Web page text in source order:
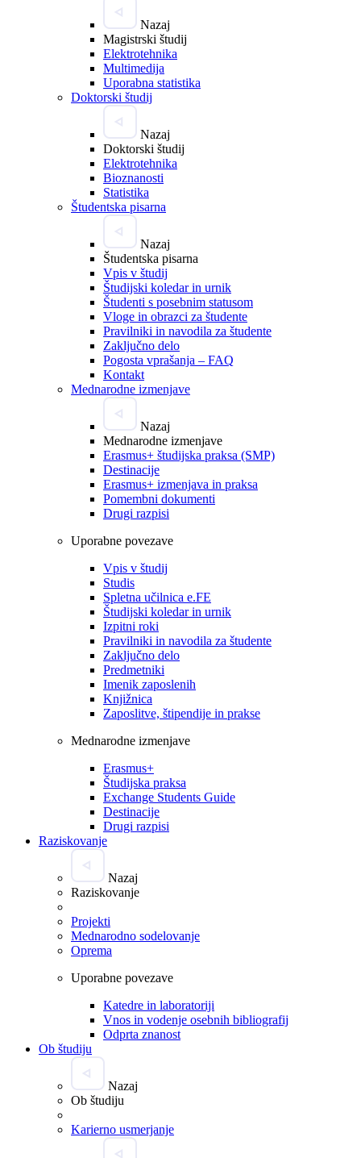
Nazaj
Magistrski študij
Elektrotehnika
Multimedija
Uporabna statistika
Doktorski študij
Nazaj
Doktorski študij
Elektrotehnika
Bioznanosti
Statistika
Študentska pisarna
Nazaj
Študentska pisarna
Vpis v študij
Študijski koledar in urnik
Študenti s posebnim statusom
Vloge in obrazci za študente
Pravilniki in navodila za študente
Zaključno delo
Pogosta vprašanja – FAQ
Kontakt
Mednarodne izmenjave
Nazaj
Mednarodne izmenjave
Erasmus+ študijska praksa (SMP)
Destinacije
Erasmus+ izmenjava in praksa
Pomembni dokumenti
Drugi razpisi
Uporabne povezave
Vpis v študij
Studis
Spletna učilnica e.FE
Študijski koledar in urnik
Izpitni roki
Pravilniki in navodila za študente
Zaključno delo
Predmetniki
Imenik zaposlenih
Knjižnica
Zaposlitve, štipendije in prakse
Mednarodne izmenjave
Erasmus+
Študijska praksa
Exchange Students Guide
Destinacije
Drugi razpisi
Raziskovanje
Nazaj
Raziskovanje
Projekti
Mednarodno sodelovanje
Oprema
Uporabne povezave
Katedre in laboratoriji
Vnos in vodenje osebnih bibliografij
Odprta znanost
Ob študiju
Nazaj
Ob študiju
Karierno usmerjanje